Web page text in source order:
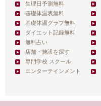
生理日予測無料
基礎体温表無料
基礎体温グラフ無料
ダイエット記録無料
無料占い
店舗・施設を探す
専門学校 スクール
エンターテインメント